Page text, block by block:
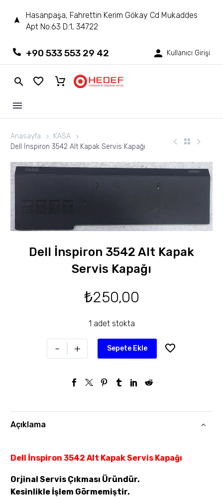
Hasanpaşa, Fahrettin Kerim Gökay Cd Mukaddes
Apt No:63 D:1, 34722
+90 533 553 29 42 Kullanıcı Girişi
Anasayfa
KASA
Dell İnspiron 3542 Alt Kapak Servis Kapağı
Dell İnspiron 3542 Alt Kapak
Servis Kapağı
₺250,00
1 adet stokta
- + Sepete Ekle
Açıklama
Dell İnspiron 3542 Alt Kapak Servis Kapağı
Orjinal Servis Çıkması Üründür.
Kesinlikle İşlem Görmemiştir.